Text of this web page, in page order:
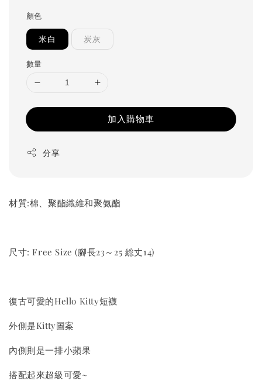
顏色
米白 炭灰
數量
加入購物車
分享
材質:棉、聚酯纖維和聚氨酯
尺寸: Free Size (腳長23～25 総丈14)
復古可愛的Hello Kitty短襪
外側是Kitty圖案
內側則是一排小蘋果
搭配起來超級可愛~